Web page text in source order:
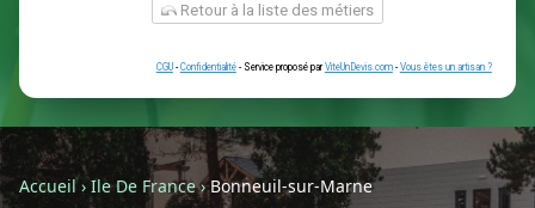
Une simple prise
Je ne sais pas encore
Autre
Accueil› Ile De France›Bonneuil-sur-Marne